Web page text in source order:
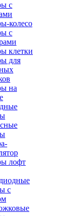
с
колесо
с
клетки
для
на
лофт
с